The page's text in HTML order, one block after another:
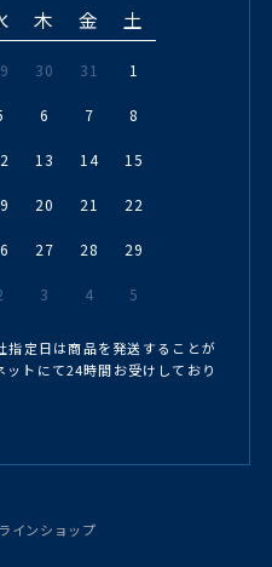
木 金 土
30 31 1
6 7 8
13 14 15
20 21 22
27 28 29
3 4 5
指定日は商品を発送することが
トにて24時間お受けしており
インショップ